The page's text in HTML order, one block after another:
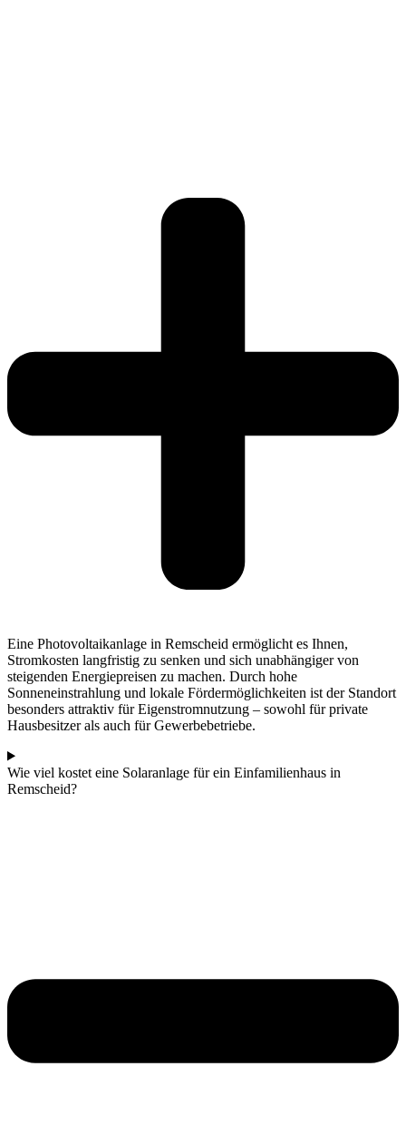
Eine Photovoltaikanlage in Remscheid ermöglicht es Ihnen,
Stromkosten langfristig zu senken und sich unabhängiger von
steigenden Energiepreisen zu machen. Durch hohe
Sonneneinstrahlung und lokale Fördermöglichkeiten ist der Standort
besonders attraktiv für Eigenstromnutzung – sowohl für private
Hausbesitzer als auch für Gewerbebetriebe.
Wie viel kostet eine Solaranlage für ein Einfamilienhaus in
Remscheid?